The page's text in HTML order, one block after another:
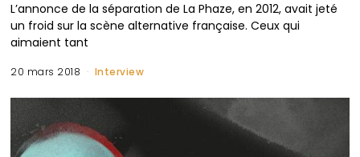
L’annonce de la séparation de La Phaze, en 2012, avait jeté
un froid sur la scène alternative française. Ceux qui
aimaient tant
20 mars 2018 Interview